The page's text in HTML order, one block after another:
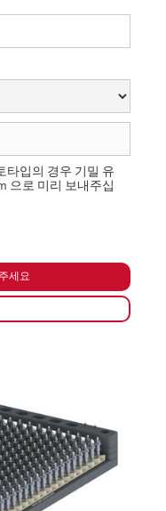
타입의 경우 기밀 유
으로 미리 보내주십